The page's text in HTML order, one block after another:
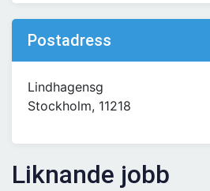
Postadress
Lindhagensg
Stockholm, 11218
Liknande jobb